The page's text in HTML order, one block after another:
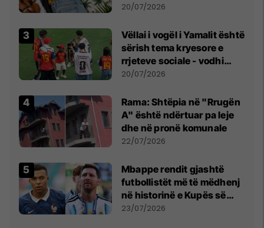
20/07/2026
Vëllai i vogël i Yamalit është
sërish tema kryesore e
rrjeteve sociale - vodhi
vëmendjen pas finales së
20/07/2026
Rama: Shtëpia në "Rrugën
A" është ndërtuar pa leje
dhe në pronë komunale
22/07/2026
Mbappe rendit gjashtë
futbollistët më të mëdhenj
në historinë e Kupës së
Botës, Messi mbetet i dyti
23/07/2026